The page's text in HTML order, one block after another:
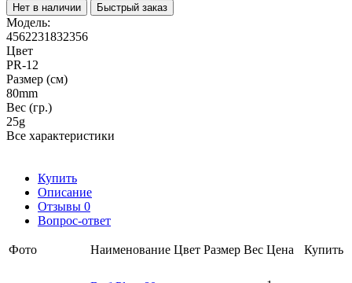
Нет в наличии Быстрый заказ
Модель:
4562231832356
Цвет
PR-12
Размер (см)
80mm
Вес (гр.)
25g
Все характеристики
Купить
Описание
Отзывы 0
Вопрос-ответ
Фото Наименование Цвет Размер Вес Цена Купить